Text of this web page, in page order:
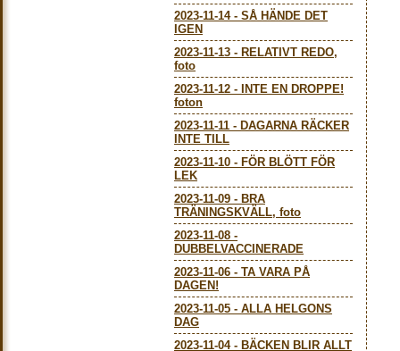
2023-11-14- SÅ HÄNDE DET
IGEN
2023-11-13 - RELATIVT REDO,
foto
2023-11-12 -
INTE EN DROPPE!
foton
2023-11-11 - DAGARNA RÄCKER
INTE TILL
2023-11-10 - FÖR BLÖTT FÖR
LEK
2023-11-09 - BRA
TRÄNINGSKVÄLL, foto
2023-11-08 -
DUBBELVACCINERADE
2023-11-06 - TA VARA PÅ
DAGEN!
2023-11-05 - ALLA HELGONS
DAG
2023-11-04- BÄCKEN BLIR ALLT